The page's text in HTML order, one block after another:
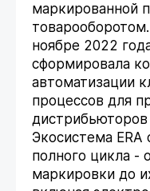
маркированной
ноябре 2022
сформировала
автоматизации
процессов для
дистрибьюторов
Экосистема
полного цикла -
маркировки до